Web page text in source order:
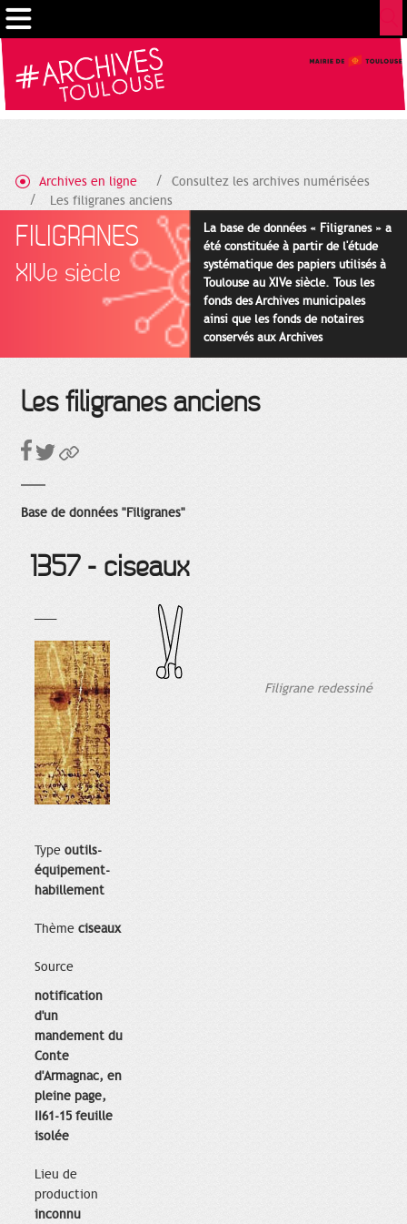
Archives en ligne
Consultez les archives numérisées
Les filigranes anciens
FILIGRANES
XIVe siècle
La base de données « Filigranes » a
été constituée à partir de l'étude
systématique des papiers utilisés à
Toulouse au XIVe siècle. Tous les
fonds des Archives municipales
ainsi que les fonds de notaires
conservés aux Archives
départementales pour cette
Les filigranes anciens
Base de données "Filigranes"
1357 - ciseaux
Type outils-
équipement-
habillement
Thème ciseaux
Source
notification
d'un
mandement du
Conte
d'Armagnac, en
pleine page,
II61-15 feuille
isolée
Lieu de
production
inconnu
Filigrane redessiné
Gestion de vos préférences sur les cookies